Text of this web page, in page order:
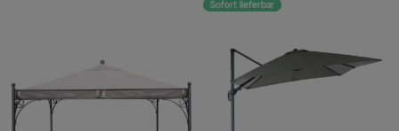
Sofort lieferbar